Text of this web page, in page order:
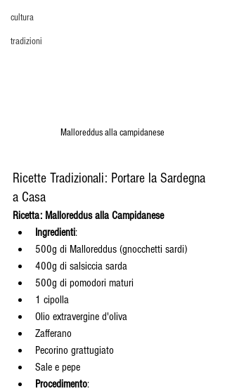
cultura
tradizioni
Malloreddus alla campidanese
Ricette Tradizionali: Portare la Sardegna
a Casa
Ricetta: Malloreddus alla Campidanese
Ingredienti:
500g di Malloreddus (gnocchetti sardi)
400g di salsiccia sarda
500g di pomodori maturi
1 cipolla
Olio extravergine d'oliva
Zafferano
Pecorino grattugiato
Sale e pepe
Procedimento: